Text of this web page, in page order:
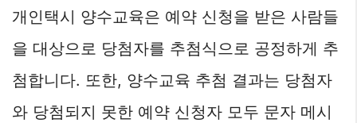
개인택시 양수교육은 예약 신청을 받은 사람들
을 대상으로 당첨자를 추첨식으로 공정하게 추
첨합니다. 또한, 양수교육 추첨 결과는 당첨자
와 당첨되지 못한 예약 신청자 모두 문자 메시